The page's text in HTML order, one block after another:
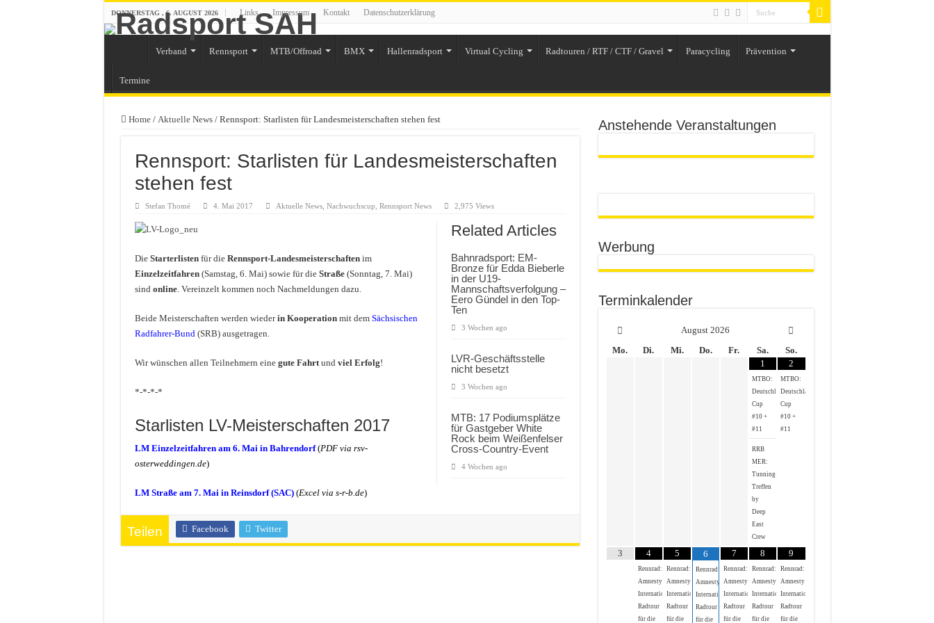
DONNERSTAG , 6. AUGUST 2026 Links Impressum Kontakt Datenschutzerklärung
Verband Rennsport MTB/Offroad BMX Hallenradsport Virtual Cycling Radtouren / RTF / CTF / Gravel Paracycling Prävention
Termine
Home / Aktuelle News / Rennsport: Starlisten für Landesmeisterschaften stehen fest
Rennsport: Starlisten für Landesmeisterschaften
stehen fest
Stefan Thomé 4. Mai 2017 Aktuelle News, Nachwuchscup Rennsport News 2,975 Views
Related Articles
Bahnradsport: EM-
Bronze für Edda Bieberle
in der U19-
Mannschaftsverfolgung –
Eero Gündel in den Top-
Ten
3 Wochen ago
LVR-Geschäftsstelle
nicht besetzt
3 Wochen ago
MTB: 17 Podiumsplätze
für Gastgeber White
Rock beim Weißenfelser
Cross-Country-Event
4 Wochen ago
Die Starterlistenfür die Rennsport-Landesmeisterschaftenim
Einzelzeitfahren(Samstag, 6. Mai) sowie für die Straße (Sonntag, 7. Mai)
sind online. Vereinzelt kommen noch Nachmeldungen dazu.
Beide Meisterschaften werden wiederin Kooperationmit dem Sächsischen
Radfahrer-Bund(SRB) ausgetragen.
Wir wünschen allen Teilnehmern eine gute Fahrtund viel Erfolg!
*-*-*-*
Starlisten LV-Meisterschaften 2017
LM Einzelzeitfahren am 6. Mai in Bahrendorf (PDF via rsv-
osterweddingen.de)
LM Straße am 7. Mai in Reinsdorf (SAC) (Excel via s-r-b.de)
Teilen Facebook Twitter
Anstehende Veranstaltungen
Werbung
Terminkalender
August 2026
Mo.
Di. Mi. Do. Fr. Sa.
So.
1
MTBO:
Deutschland-
Cup
#10 +
#11
RRB
MER:
Tunning-
Treffen
by
Deep
East
Crew
2
MTBO:
Deutschland-
Cup
#10 +
#11
3 4
Rennrad:
Amnesty
International
Radtour
für die
5
Rennrad:
Amnesty
International
Radtour
für die
6
Rennrad:
Amnesty
International
Radtour
für die
7
Rennrad:
Amnesty
International
Radtour
für die
8
Rennrad:
Amnesty
International
Radtour
für die
9
Rennrad:
Amnesty
International
Radtour
für die